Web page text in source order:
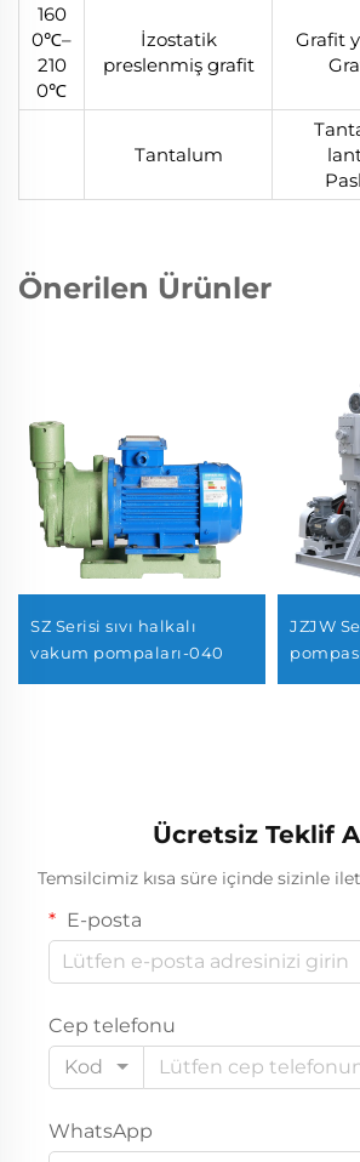
160
0℃–
210
0℃
İzostatik
preslenmiş grafit
Grafit
Tantalum
Önerilen Ürünler
SZ Serisi sıvı halkalı
vakum pompaları-040
JZJW
Ücretsiz Teklif
Temsilcimiz kısa süre içinde sizinle
E-posta
Cep telefonu
Kod
WhatsApp